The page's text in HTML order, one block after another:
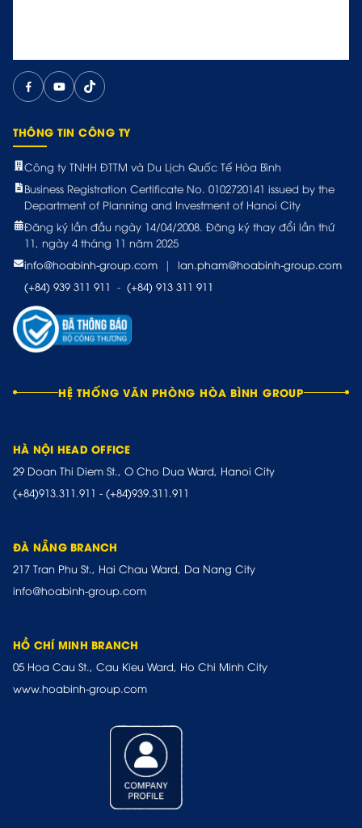
THÔNG TIN CÔNG TY
Công ty TNHH ĐTTM và Du Lịch Quốc Tế Hòa Bình
Business Registration Certificate No. 0102720141 issued by the
Department of Planning and Investment of Hanoi City
Đăng ký lần đầu ngày 14/04/2008. Đăng ký thay đổi lần thứ
11, ngày 4 tháng 11 năm 2025
info@hoabinh-group.com
|
lan.pham@hoabinh-group.com
(+84) 939 311 911 - (+84) 913 311 911
HỆ THỐNG VĂN PHÒNG HÒA BÌNH GROUP
HÀ NỘI HEAD OFFICE
29 Doan Thi Diem St., O Cho Dua Ward, Hanoi City
(+84)913.311.911 - (+84)939.311.911
ĐÀ NẴNG BRANCH
217 Tran Phu St., Hai Chau Ward, Da Nang City
info@hoabinh-group.com
HỒ CHÍ MINH BRANCH
05 Hoa Cau St., Cau Kieu Ward, Ho Chi Minh City
www.hoabinh-group.com